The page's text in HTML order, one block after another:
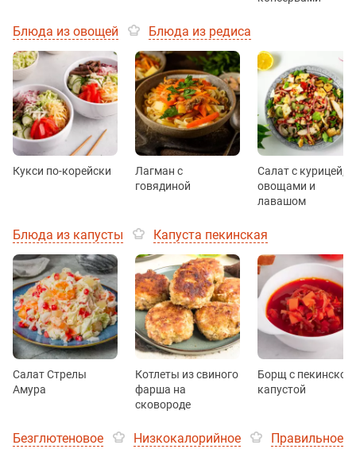
Блюда из овощей Блюда из редиса
Кукси по-корейски
Лагман с
говядиной
Салат с курицей,
овощами и
лавашом
Блюда из капусты Капуста пекинская
Салат Стрелы
Амура
Котлеты из свиного
фарша на
сковороде
Борщ с пекинской
капустой
Безглютеновое Низкокалорийное
Правильное